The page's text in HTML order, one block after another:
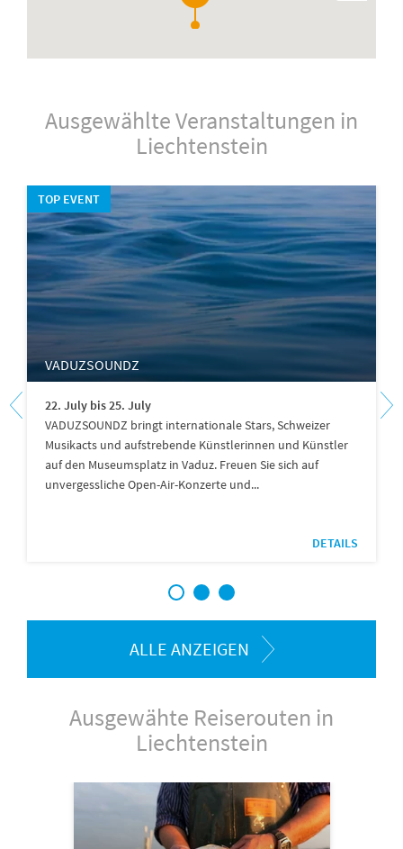
Ausgewählte Veranstaltungen in
Liechtenstein
TOP EVENT
VADUZSOUNDZ
22. July bis 25. July
VADUZSOUNDZ bringt internationale Stars, Schweizer
Musikacts und aufstrebende Künstlerinnen und Künstler
auf den Museumsplatz in Vaduz. Freuen Sie sich auf
unvergessliche Open-Air-Konzerte und...
DETAILS
1 2 3
ALLE ANZEIGEN
Ausgewähte Reiserouten in
Liechtenstein